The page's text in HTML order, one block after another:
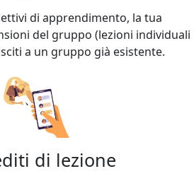
di apprendimento, la tua
del gruppo (lezioni individuali
a un gruppo già esistente.
di lezione